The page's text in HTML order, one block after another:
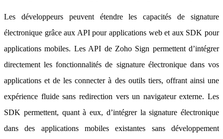
Les développeurs peuvent étendre les capacités de signature
électronique grâce aux API pour applications web et aux SDK pour
applications mobiles. Les API de Zoho Sign permettent d’intégrer
directement les fonctionnalités de signature électronique dans vos
applications et de les connecter à des outils tiers, offrant ainsi une
expérience fluide sans redirection vers un navigateur externe. Les
SDK permettent, quant à eux, d’intégrer la signature électronique
dans des applications mobiles existantes sans développement